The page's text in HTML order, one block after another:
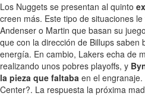
Los Nuggets se presentan al quinto
creen más. Este tipo de situaciones
Andenser o Martin que basan su
que con la dirección de Billups saben
energía. En cambio, Lakers echa de
realizando unos pobres playoffs, y
la pieza que faltaba en el
Center?. La respuesta la próxima